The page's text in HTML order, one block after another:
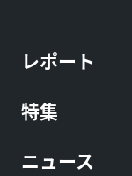
レポート
特集
ニュース